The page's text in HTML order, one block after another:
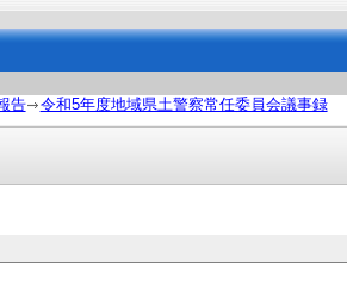
告 令和5年度地域県土警察常任委員会議事録